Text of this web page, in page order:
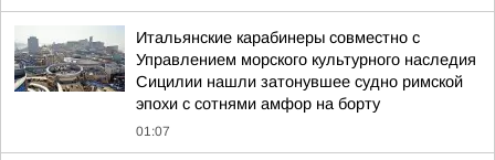
Итальянские карабинеры совместно с
Управлением морского культурного наследия
Сицилии нашли затонувшее судно римской
эпохи с сотнями амфор на борту
01:07